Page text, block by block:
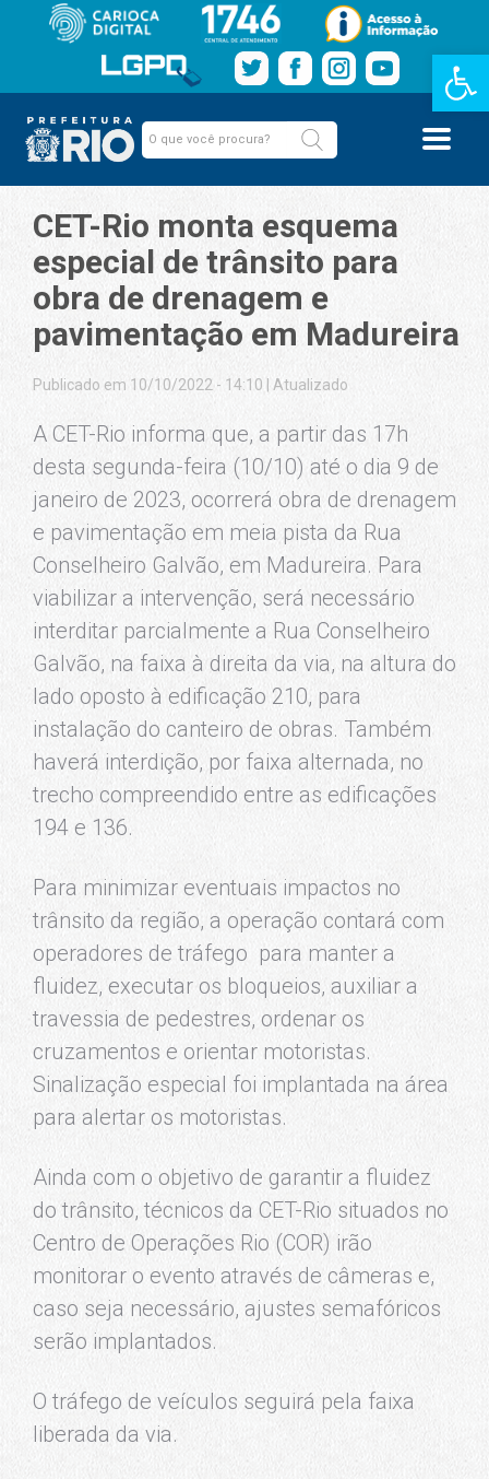
Barra de
CET-Rio monta esquema
especial de trânsito para
obra de drenagem e
pavimentação em Madureira
Publicado em 10/10/2022 - 14:10 Atualizado
A CET-Rio informa que, a partir das 17h
desta segunda-feira (10/10) até o dia 9 de
janeiro de 2023, ocorrerá obra de drenagem
e pavimentação em meia pista da Rua
Conselheiro Galvão, em Madureira. Para
viabilizar a intervenção, será necessário
interditar parcialmente a Rua Conselheiro
Galvão, na faixa à direita da via, na altura do
lado oposto à edificação 210, para
instalação do canteiro de obras. Também
haverá interdição, por faixa alternada, no
trecho compreendido entre as edificações
194 e 136.
Para minimizar eventuais impactos no
trânsito da região, a operação contará com
operadores de tráfego para manter a
fluidez, executar os bloqueios, auxiliar a
travessia de pedestres, ordenar os
cruzamentos e orientar motoristas.
Sinalização especial foi implantada na área
para alertar os motoristas.
Ainda com o objetivo de garantir a fluidez
do trânsito, técnicos da CET-Rio situados no
Centro de Operações Rio (COR) irão
monitorar o evento através de câmeras e,
caso seja necessário, ajustes semafóricos
serão implantados.
O tráfego de veículos seguirá pela faixa
liberada da via.